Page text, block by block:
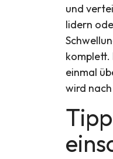
und
lidern
komplett.
einmal
wird